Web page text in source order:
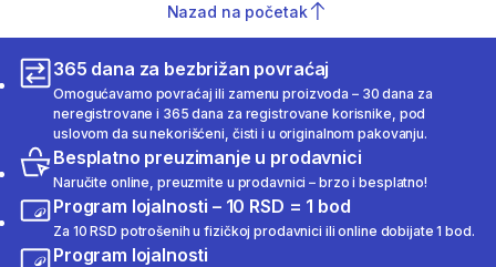
Nazad na početak
365 dana za bezbrižan povraćaj
Omogućavamo povraćaj ili zamenu proizvoda – 30 dana za
neregistrovane i 365 dana za registrovane korisnike, pod
uslovom da su nekorišćeni, čisti i u originalnom pakovanju.
Besplatno preuzimanje u prodavnici
Naručite online, preuzmite u prodavnici – brzo i besplatno!
Program lojalnosti – 10 RSD = 1 bod
Za 10 RSD potrošenih u fizičkoj prodavnici ili online dobijate 1 bod.
Program lojalnosti